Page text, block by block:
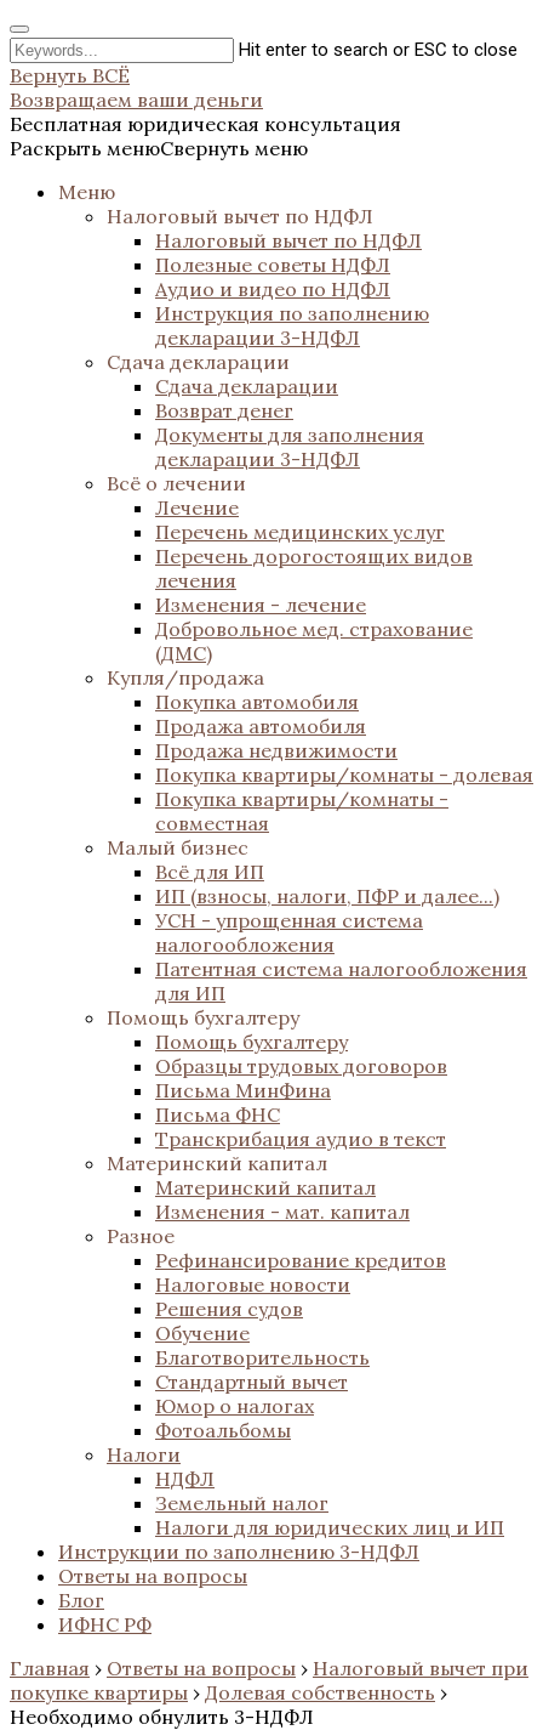
Hit enter to search or ESC to close
Вернуть ВСЁ
Возвращаем ваши деньги
Бесплатная юридическая консультация
Раскрыть менюСвернуть меню
Меню
Налоговый вычет по НДФЛ
Налоговый вычет по НДФЛ
Полезные советы НДФЛ
Аудио и видео по НДФЛ
Инструкция по заполнению
декларации 3-НДФЛ
Сдача декларации
Сдача декларации
Возврат денег
Документы для заполнения
декларации 3-НДФЛ
Всё о лечении
Лечение
Перечень медицинских услуг
Перечень дорогостоящих видов
лечения
Изменения - лечение
Добровольное мед. страхование
(ДМС)
Купля/продажа
Покупка автомобиля
Продажа автомобиля
Продажа недвижимости
Покупка квартиры/комнаты - долевая
Покупка квартиры/комнаты -
совместная
Малый бизнес
Всё для ИП
ИП (взносы, налоги, ПФР и далее...)
УСН - упрощенная система
налогообложения
Патентная система налогообложения
для ИП
Помощь бухгалтеру
Помощь бухгалтеру
Образцы трудовых договоров
Письма МинФина
Письма ФНС
Транскрибация аудио в текст
Материнский капитал
Материнский капитал
Изменения - мат. капитал
Разное
Рефинансирование кредитов
Налоговые новости
Решения судов
Обучение
Благотворительность
Стандартный вычет
Юмор о налогах
Фотоальбомы
Налоги
НДФЛ
Земельный налог
Налоги для юридических лиц и ИП
Инструкции по заполнению 3-НДФЛ
Ответы на вопросы
Блог
ИФНС РФ
Главная › Ответы на вопросы › Налоговый вычет при
покупке квартиры › Долевая собственность ›
Необходимо обнулить 3-НДФЛ